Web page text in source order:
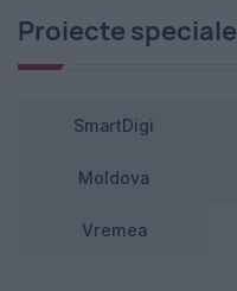
Proiecte speciale
SmartDigi
Moldova
Vremea